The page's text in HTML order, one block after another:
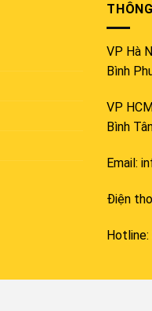
VP Hà
Bình
VP
Bình
Email:
Điện